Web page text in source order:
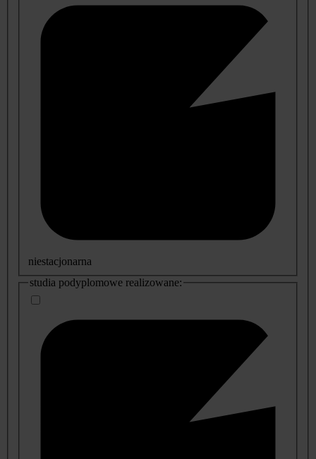
niestacjonarna
studia podyplomowe realizowane: